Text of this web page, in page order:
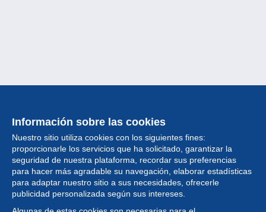
Información sobre las cookies
Nuestro sitio utiliza cookies con los siguientes fines:
proporcionarle los servicios que ha solicitado, garantizar la
seguridad de nuestra plataforma, recordar sus preferencias
para hacer más agradable su navegación, elaborar estadísticas
para adaptar nuestro sitio a sus necesidades, ofrecerle
publicidad personalizada según sus intereses.
Colección